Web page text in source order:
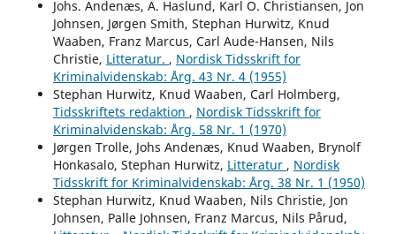
Johs. Andenæs, A. Haslund, Karl O. Christiansen, Jon
Johnsen, Jørgen Smith, Stephan Hurwitz, Knud
Waaben, Franz Marcus, Carl Aude-Hansen, Nils
Christie, Litteratur. , Nordisk Tidsskrift for
Kriminalvidenskab: Årg. 43 Nr. 4 (1955)
Stephan Hurwitz, Knud Waaben, Carl Holmberg,
Tidsskriftets redaktion , Nordisk Tidsskrift for
Kriminalvidenskab: Årg. 58 Nr. 1 (1970)
Jørgen Trolle, Johs Andenæs, Knud Waaben, Brynolf
Honkasalo, Stephan Hurwitz, Litteratur , Nordisk
Tidsskrift for Kriminalvidenskab: Årg. 38 Nr. 1 (1950)
Stephan Hurwitz, Knud Waaben, Nils Christie, Jon
Johnsen, Palle Johnsen, Franz Marcus, Nils Pårud,